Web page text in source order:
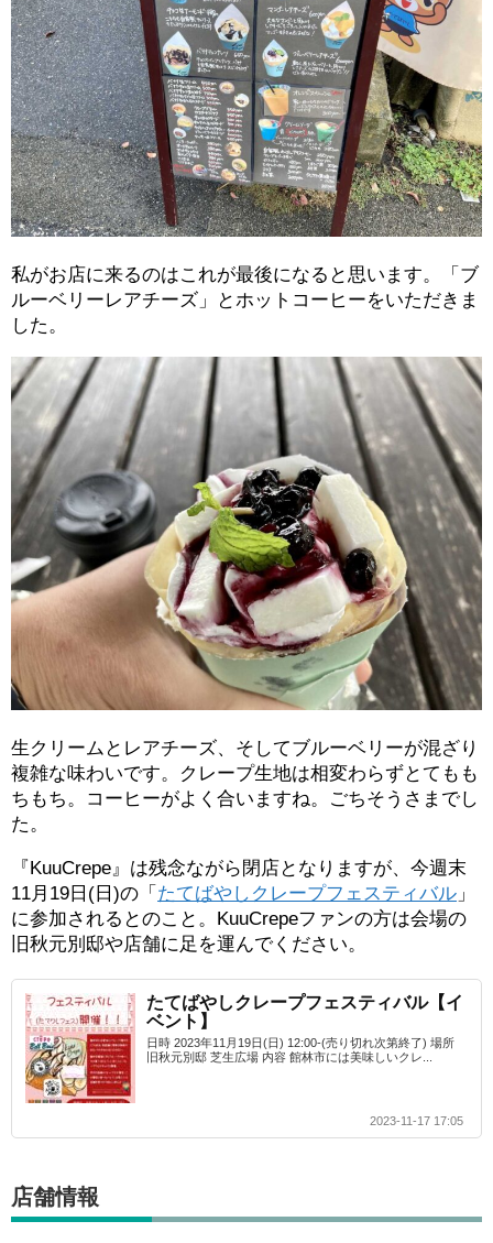
私がお店に来るのはこれが最後になると思います。「ブ
ルーベリーレアチーズ」とホットコーヒーをいただきま
した。
生クリームとレアチーズ、そしてブルーベリーが混ざり
複雑な味わいです。クレープ生地は相変わらずとてもも
ちもち。コーヒーがよく合いますね。ごちそうさまでし
た。
『KuuCrepe』は残念ながら閉店となりますが、今週末
11月19日(日)の「 たてばやしクレープフェスティバル 」
に参加されるとのこと。KuuCrepeファンの方は会場の
旧秋元別邸や店舗に足を運んでください。
たてばやしクレープフェスティバル【イ
ベント】
日時 2023年11月19日(日) 12:00-(売り切れ次第終了) 場所
旧秋元別邸 芝生広場 内容 館林市には美味しいクレ...
2023-11-17 17:05
店舗情報